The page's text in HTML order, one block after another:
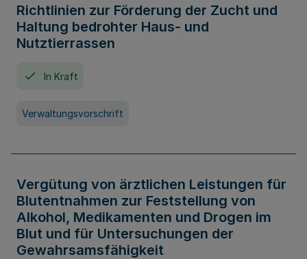
Richtlinien zur Förderung der Zucht und
Haltung bedrohter Haus- und
Nutztierrassen
In Kraft
Verwaltungsvorschrift
Vergütung von ärztlichen Leistungen für
Blutentnahmen zur Feststellung von
Alkohol, Medikamenten und Drogen im
Blut und für Untersuchungen der
Gewahrsamsfähigkeit